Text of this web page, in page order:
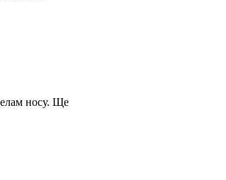
носу. Ще